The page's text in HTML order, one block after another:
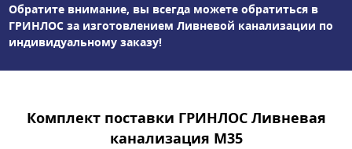
Обратите внимание, вы всегда можете обратиться в
ГРИНЛОС за изготовлением Ливневой канализации по
индивидуальному заказу!
Комплект поставки ГРИНЛОС Ливневая
канализация М35